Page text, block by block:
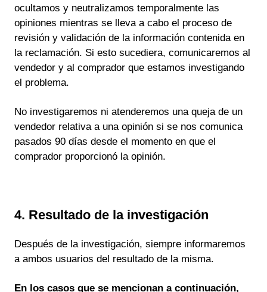
ocultamos y neutralizamos temporalmente las
opiniones mientras se lleva a cabo el proceso de
revisión y validación de la información contenida en
la reclamación. Si esto sucediera, comunicaremos al
vendedor y al comprador que estamos investigando
el problema.
No investigaremos ni atenderemos una queja de un
vendedor relativa a una opinión si se nos comunica
pasados 90 días desde el momento en que el
comprador proporcionó la opinión.
4. Resultado de la investigación
Después de la investigación, siempre informaremos
a ambos usuarios del resultado de la misma.
En los casos que se mencionan a continuación,